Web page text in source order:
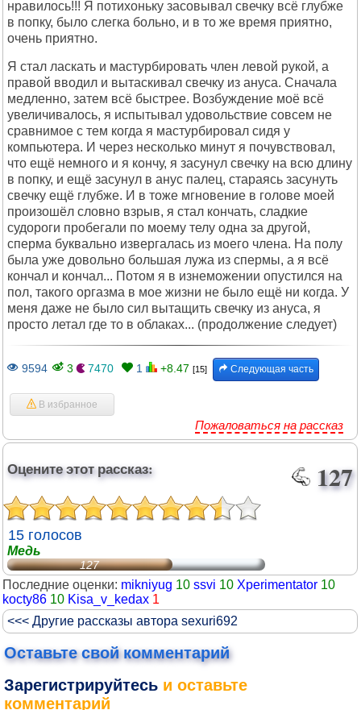
нравилось!!! Я потихоньку засовывал свечку всё глубже
в попку, было слегка больно, и в то же время приятно,
очень приятно.
Я стал ласкать и мастурбировать член левой рукой, а
правой вводил и вытаскивал свечку из ануса. Сначала
медленно, затем всё быстрее. Возбуждение моё всё
увеличивалось, я испытывал удовольствие совсем не
сравнимое с тем когда я мастурбировал сидя у
компьютера. И через несколько минут я почувствовал,
что ещё немного и я кончу, я засунул свечку на всю длину
в попку, и ещё засунул в анус палец, стараясь засунуть
свечку ещё глубже. И в тоже мгновение в голове моей
произошёл словно взрыв, я стал кончать, сладкие
судороги пробегали по моему телу одна за другой,
сперма буквально извергалась из моего члена. На полу
была уже довольно большая лужа из спермы, а я всё
кончал и кончал... Потом я в изнеможении опустился на
пол, такого оргазма в мое жизни не было ещё ни когда. У
меня даже не было сил вытащить свечку из ануса, я
просто летал где то в облаках... (продолжение следует)
9594 3 7470 1 +8.47 [15] Следующая часть
В избранное
Пожаловаться на рассказ
Оцените этот рассказ: 127
15 голосов
Медь
127
Последние оценки: mikniyug 10 ssvi 10 Xperimentator 10
kocty86 10 Kisa_v_kedax 1
<<< Другие рассказы автора sexuri692
Оставьте свой комментарий
Зарегистрируйтесь и оставьте
комментарий